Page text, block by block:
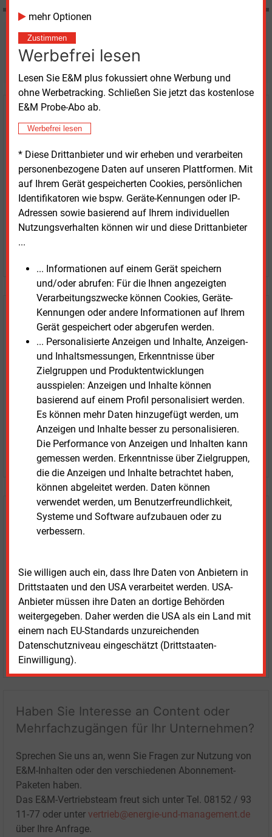
mehr Optionen
Zustimmen
Werbefrei lesen
Lesen Sie E&M plus fokussiert ohne Werbung und
ohne Werbetracking. Schließen Sie jetzt das kostenlose
E&M Probe-Abo ab.
Werbefrei lesen
* Diese Drittanbieter und wir erheben und verarbeiten
personenbezogene Daten auf unseren Plattformen. Mit
auf Ihrem Gerät gespeicherten Cookies, persönlichen
Identifikatoren wie bspw. Geräte-Kennungen oder IP-
Adressen sowie basierend auf Ihrem individuellen
Nutzungsverhalten können wir und diese Drittanbieter
...
... Informationen auf einem Gerät speichern
und/oder abrufen: Für die Ihnen angezeigten
Verarbeitungszwecke können Cookies, Geräte-
Kennungen oder andere Informationen auf Ihrem
Gerät gespeichert oder abgerufen werden.
... Personalisierte Anzeigen und Inhalte, Anzeigen-
und Inhaltsmessungen, Erkenntnisse über
Zielgruppen und Produktentwicklungen
ausspielen: Anzeigen und Inhalte können
basierend auf einem Profil personalisiert werden.
Es können mehr Daten hinzugefügt werden, um
Anzeigen und Inhalte besser zu personalisieren.
Die Performance von Anzeigen und Inhalten kann
gemessen werden. Erkenntnisse über Zielgruppen,
die die Anzeigen und Inhalte betrachtet haben,
können abgeleitet werden. Daten können
verwendet werden, um Benutzerfreundlichkeit,
Systeme und Software aufzubauen oder zu
verbessern.
Sie willigen auch ein, dass Ihre Daten von Anbietern in
Drittstaaten und den USA verarbeitet werden. USA-
Anbieter müssen ihre Daten an dortige Behörden
weitergegeben. Daher werden die USA als ein Land mit
einem nach EU-Standards unzureichenden
Datenschutzniveau eingeschätzt (Drittstaaten-
Einwilligung).
Möchten Sie diese und
weitere Nachrichten lesen?
nur €2.98
Testen SieE&M
kostenlos und
unverbindlich
Zwei Wochen kostenfreier Zugang
Zugang auf stündlich aktualisierte Nachrichten mit
Prognose- und Marktdaten
+ einmal täglich E&M daily
+ zwei Ausgaben der Zeitung E&M
ohne automatische Verlängerung
JETZT KOSTENLOS TESTEN
Login für Kunden
Haben Sie Interesse an Content oder
Mehrfachzugängen für Ihr Unternehmen?
Sprechen Sie uns an, wenn Sie Fragen zur Nutzung von
E&M-Inhalten oder den verschiedenen Abonnement-
Paketen haben.
Das E&M-Vertriebsteam freut sich unter Tel. 08152 / 93
11-77 oder unter vertrieb@energie-und-management.de
über Ihre Anfrage.